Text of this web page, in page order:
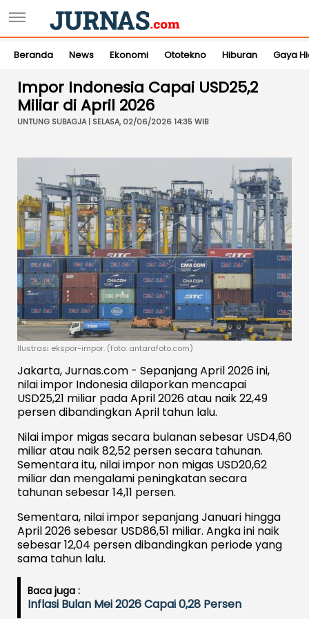
Beranda News Ekonomi Ototekno Hiburan Gaya
Impor Indonesia Capai USD25,2
Miliar di April 2026
UNTUNG SUBAGJA | SELASA, 02/06/2026 14:35 WIB
Ilustrasi ekspor-impor. (foto: antarafoto.com)
Jakarta, Jurnas.com - Sepanjang April 2026 ini,
nilai impor Indonesia dilaporkan mencapai
USD25,21 miliar pada April 2026 atau naik 22,49
persen dibandingkan April tahun lalu.
Nilai impor migas secara bulanan sebesar USD4,60
miliar atau naik 82,52 persen secara tahunan.
Sementara itu, nilai impor non migas USD20,62
miliar dan mengalami peningkatan secara
tahunan sebesar 14,11 persen.
Sementara, nilai impor sepanjang Januari hingga
April 2026 sebesar USD86,51 miliar. Angka ini naik
sebesar 12,04 persen dibandingkan periode yang
sama tahun lalu.
Baca juga :
Inflasi Bulan Mei 2026 Capai 0,28 Persen